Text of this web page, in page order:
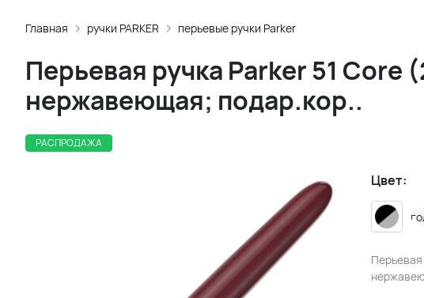
Главная ручки PARKER перьевые ручки Parker
Перьевая ручка Parker 51 Core
нержавеющая; подар.кор..
РАСПРОДАЖА
Цвет:
Перьевая